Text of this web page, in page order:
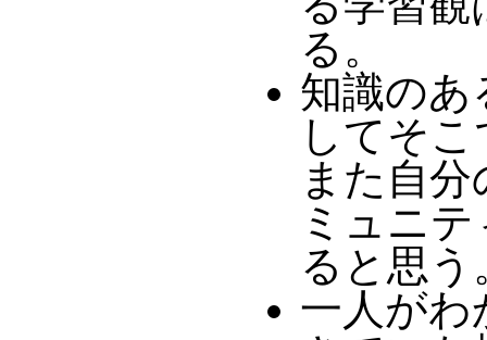
る。
知識のあ
してそ
また自
ミュニ
ると思う
一人がわ